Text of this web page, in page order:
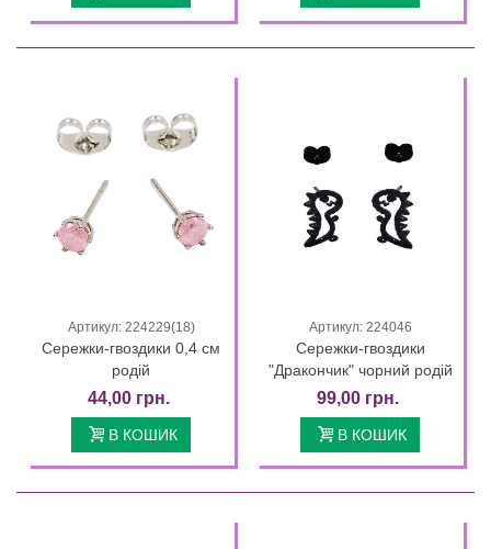
Артикул: 224229(18)
Сережки-гвоздики 0,4 см
родій
44,00 грн.
В КОШИК
Артикул: 224046
Сережки-гвоздики
"Дракончик" чорний родій
99,00 грн.
В КОШИК